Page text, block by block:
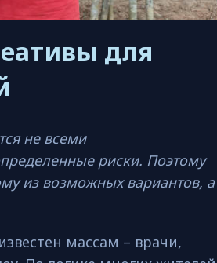
для
не всеми
риски. Поэтому
из возможных вариантов, а
массам – врачи,